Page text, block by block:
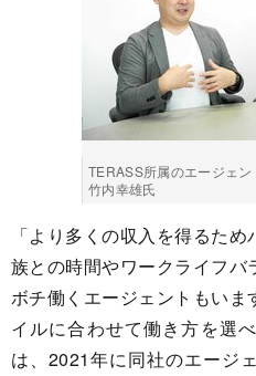
TERASS所属のエージェ
竹内幸雄氏
「より多くの収入を得るた
族との時間やワークライフ
ボチ働くエージェントもいま
イルに合わせて働き方を選
は、2021年に同社のエージ